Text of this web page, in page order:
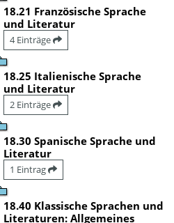
18.21 Französische Sprache
und Literatur
4 Einträge
18.25 Italienische Sprache
und Literatur
2 Einträge
18.30 Spanische Sprache und
Literatur
1 Eintrag
18.40 Klassische Sprachen und
Literaturen: Allgemeines